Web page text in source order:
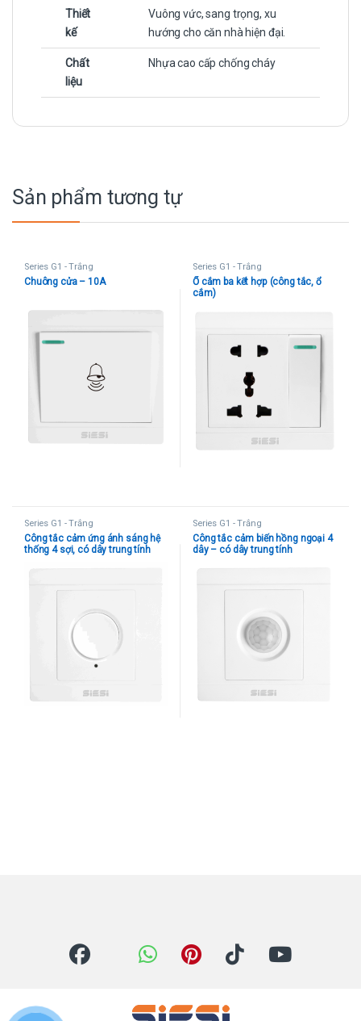
Thiết
kế
Vuông vức, sang trọng, xu
hướng cho căn nhà hiện đại.
Chất
liệu
Nhựa cao cấp chống cháy
Sản phẩm tương tự
Series G1 - Trắng
Chuông cửa – 10A
Series G1 - Trắng
Ổ cắm ba kết hợp (công tắc, ổ
cắm)
Series G1 - Trắng
Công tắc cảm ứng ánh sáng hệ
thống 4 sợi, có dây trung tính
Series G1 - Trắng
Công tắc cảm biến hồng ngoại 4
dây – có dây trung tính